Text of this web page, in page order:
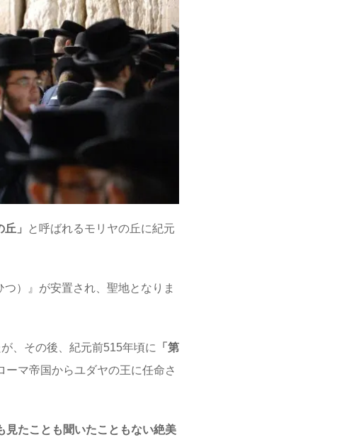
丘」
と呼ばれるモリヤの丘に紀元
）』が安置され、聖地となりま
、その後、紀元前515年頃に 「第
マ帝国からユダヤの王に任命さ
見たことも聞いたこともない絶美